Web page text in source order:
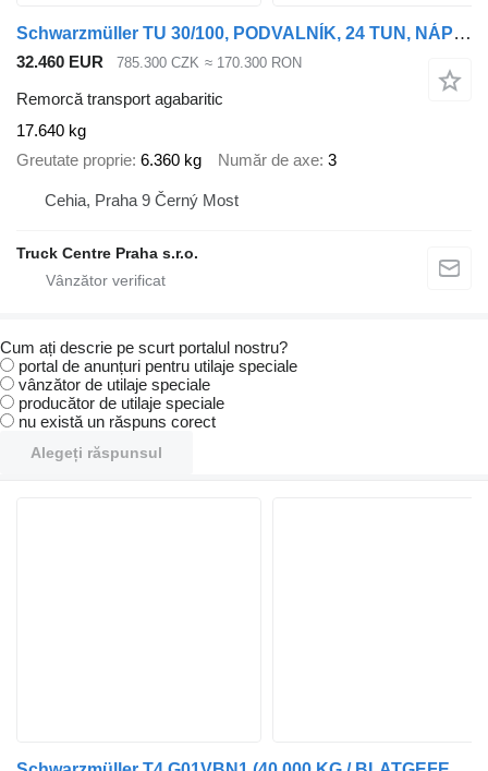
Schwarzmüller TU 30/100, PODVALNÍK, 24 TUN, NÁPRAVY SAF, TUPLÁKY, NOVÁ STK
32.460 EUR 785.300 CZK ≈ 170.300 RON
Remorcă transport agabaritic
17.640 kg
Greutate proprie 6.360 kg Număr de axe 3
Cehia, Praha 9 Černý Most
Truck Centre Praha s.r.o.
Cum ați descrie pe scurt portalul nostru?
portal de anunțuri pentru utilaje speciale
vânzător de utilaje speciale
producător de utilaje speciale
nu există un răspuns corect
Alegeți răspunsul